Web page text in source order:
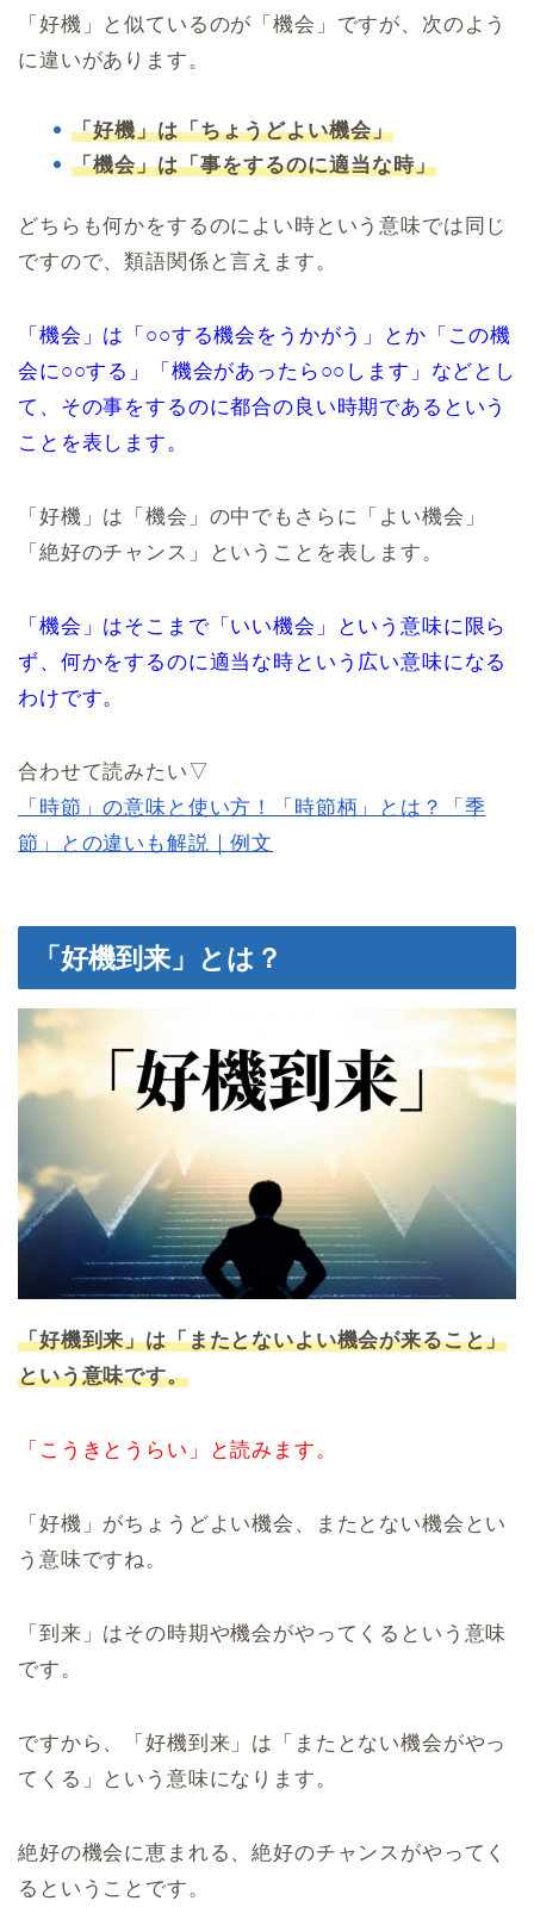
「好機」と似ているのが「機会」ですが、次のよう
に違いがあります。
「好機」は「ちょうどよい機会」
「機会」は「事をするのに適当な時」
どちらも何かをするのによい時という意味では同じ
ですので、類語関係と言えます。
「機会」は「○○する機会をうかがう」とか「この機
会に○○する」「機会があったら○○します」などとし
て、その事をするのに都合の良い時期であるという
ことを表します。
「好機」は「機会」の中でもさらに「よい機会」
「絶好のチャンス」ということを表します。
「機会」はそこまで「いい機会」という意味に限ら
ず、何かをするのに適当な時という広い意味になる
わけです。
合わせて読みたい▽
「時節」の意味と使い方！「時節柄」とは？「季
節」との違いも解説｜例文
「好機到来」とは？
「好機到来」は「またとないよい機会が来ること」
という意味です。
「こうきとうらい」と読みます。
「好機」がちょうどよい機会、またとない機会とい
う意味ですね。
「到来」はその時期や機会がやってくるという意味
です。
ですから、「好機到来」は「またとない機会がやっ
てくる」という意味になります。
絶好の機会に恵まれる、絶好のチャンスがやってく
るということです。